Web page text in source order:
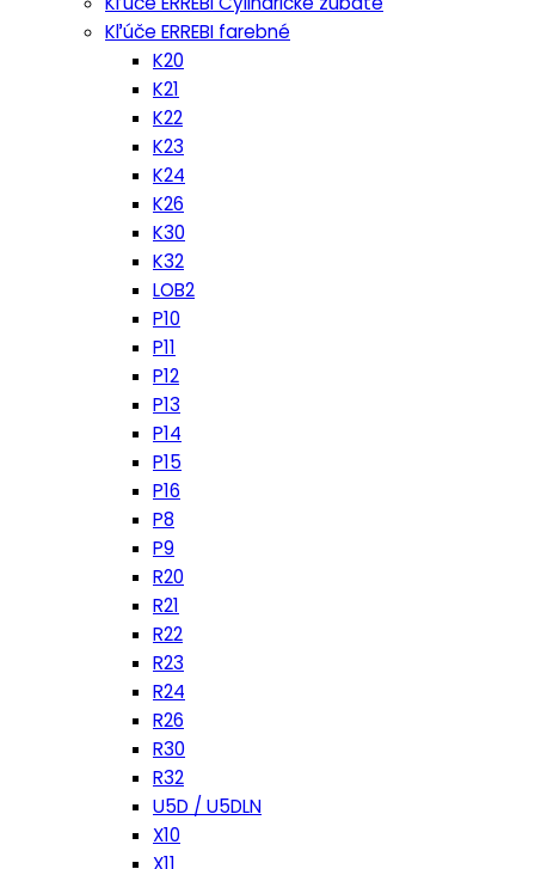
Kľúče ERREBI farebné
K20
K21
K22
K23
K24
K26
K30
K32
LOB2
P10
P11
P12
P13
P14
P15
P16
P8
P9
R20
R21
R22
R23
R24
R26
R30
R32
U5D / U5DLN
X10